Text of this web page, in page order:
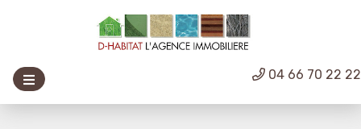
04 66 70 22 22